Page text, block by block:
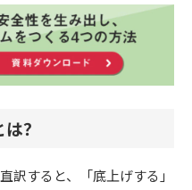
？
すると、「底上げする」